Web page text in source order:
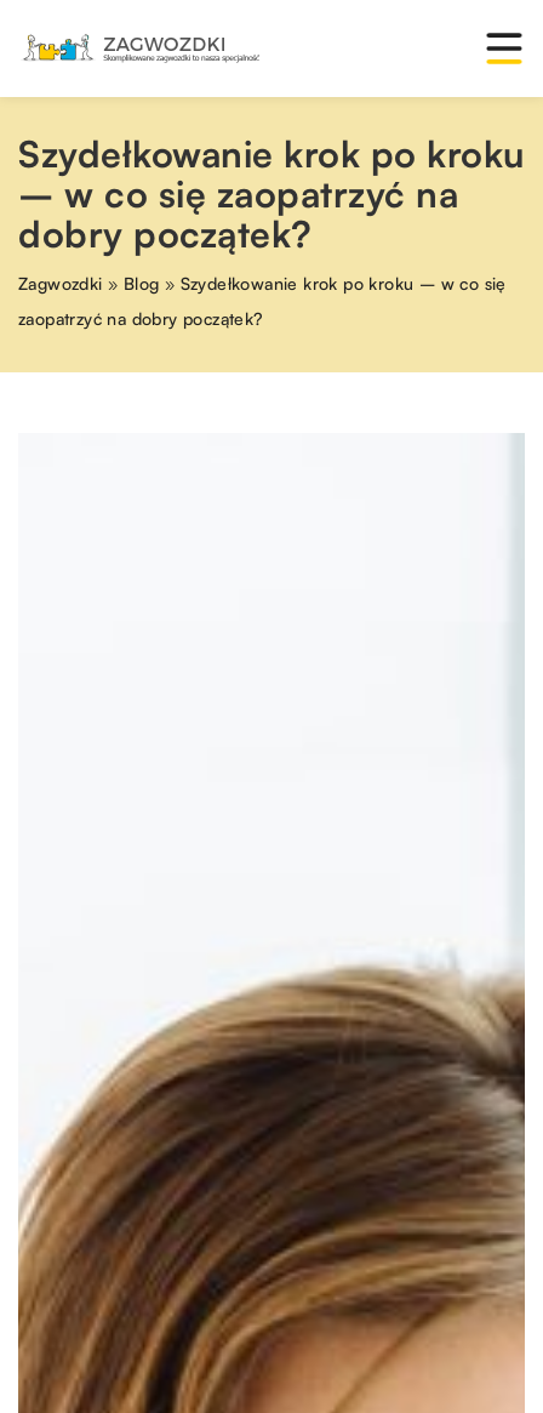
Szydełkowanie krok po kroku
– w co się zaopatrzyć na
dobry początek?
Zagwozdki » Blog » Szydełkowanie krok po kroku – w co się
zaopatrzyć na dobry początek?